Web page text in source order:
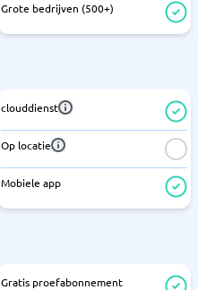
Grote bedrijven (500+)
clouddienst
Op locatie
Mobiele app
Gratis proefabonnement